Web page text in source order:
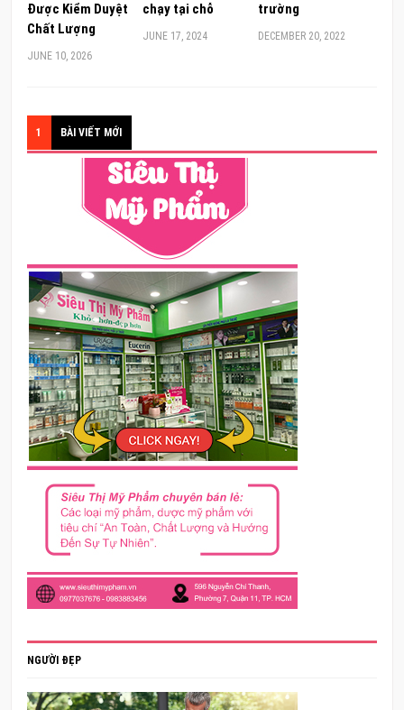
Được Kiểm Duyệt
Chất Lượng
JUNE 10, 2026
chạy tại chỗ
JUNE 17, 2024
trường
DECEMBER 20, 2022
1 BÀI VIẾT MỚI
NGƯỜI ĐẸP